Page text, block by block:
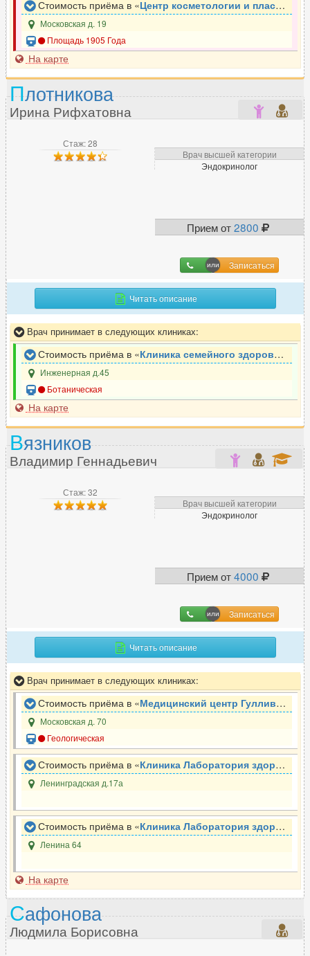
Стоимость приёма в «Центр косметологии и пластической хирургии им. С.В. Нудельмана
Московская д. 19
Площадь 1905 Года
На карте
Стаж: 28
Врач высшей категории
Эндокринолог
Прием от2800
Записаться
Плотникова
Ирина Рифхатовна
Читать описание
Врач принимает в следующих клиниках:
Стоимость приёма в «Клиника семейного здоровья Неболейка
Инженерная д.45
Ботаническая
На карте
Стаж: 32
Врач высшей категории
Эндокринолог
Прием от4000
Записаться
Вязников
Владимир Геннадьевич
Читать описание
Врач принимает в следующих клиниках:
Стоимость приёма в «Медицинский центр Гулливер
Московская д. 70
Геологическая
Стоимость приёма в «Клиника Лаборатория здоровья Заречный
Ленинградская д.17а
Стоимость приёма в «Клиника Лаборатория здоровья с.Косулино
Ленина 64
На карте
Сафонова
Людмила Борисовна